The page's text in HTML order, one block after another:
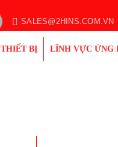
SALES@2HINS.COM.VN
THIẾT BỊ LĨNH VỰC ỨNG